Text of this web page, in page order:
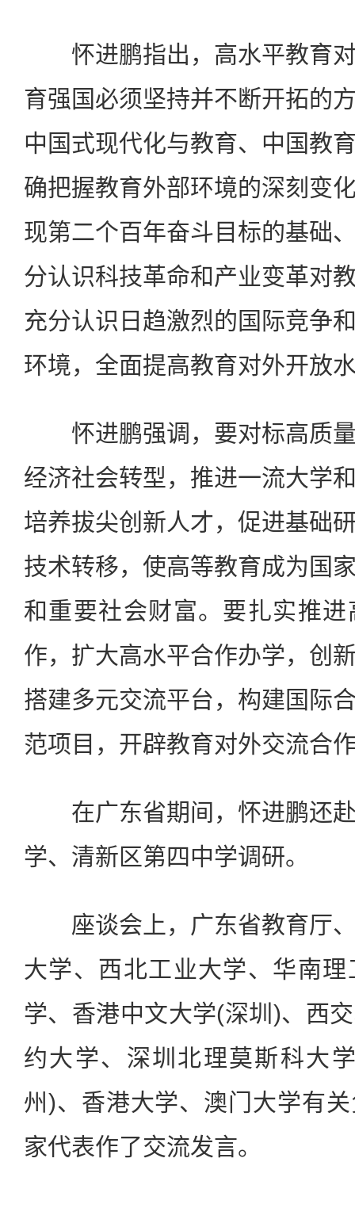
怀进鹏指出，高水平教育对
育强国必须坚持并不断开拓的
中国式现代化与教育、中国教
确把握教育外部环境的深刻变
现第二个百年奋斗目标的基础
分认识科技革命和产业变革对
充分认识日趋激烈的国际竞争
环境，全面提高教育对外开放
怀进鹏强调，要对标高质量
经济社会转型，推进一流大学
培养拔尖创新人才，促进基础
技术转移，使高等教育成为国
和重要社会财富。要扎实推
作，扩大高水平合作办学，创
搭建多元交流平台，构建国际
范项目，开辟教育对外交流合
在广东省期间，怀进鹏还赴
学、清新区第四中学调研。
座谈会上，广东省教育厅、
大学、西北工业大学、华南
学、香港中文大学(深圳)、西
约大学、深圳北理莫斯科大
州)、香港大学、澳门大学有
家代表作了交流发言。